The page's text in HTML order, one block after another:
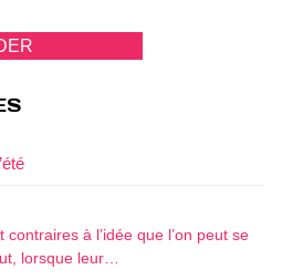
contraires à l’idée que l’on peut se
lorsque leur…